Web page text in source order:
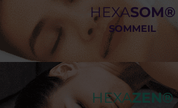
HEXASOM®
SOMMEIL
HEXAZEN®